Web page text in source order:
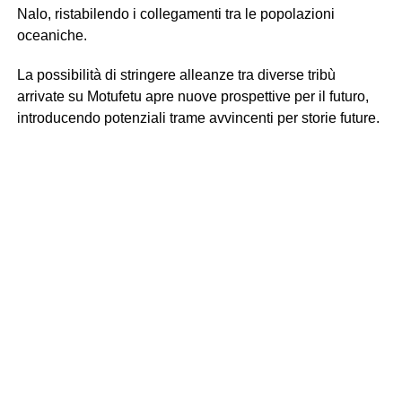
Nalo, ristabilendo i collegamenti tra le popolazioni
oceaniche.
La possibilità di stringere alleanze tra diverse tribù
arrivate su Motufetu apre nuove prospettive per il futuro,
introducendo potenziali trame avvincenti per storie future.